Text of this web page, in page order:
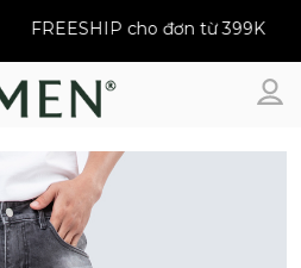
FREESHIP cho đơn từ 399K